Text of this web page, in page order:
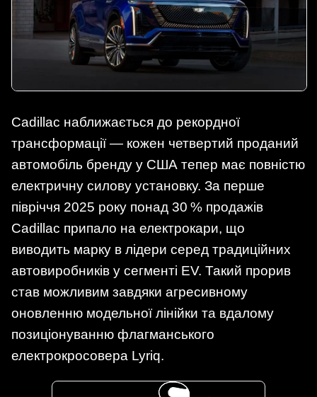
Cadillac наближається до рекордної
трансформації — кожен четвертий проданий
автомобіль бренду у США тепер має повністю
електричну силову установку. За перше
півріччя 2025 року понад 30 % продажів
Cadillac припало на електрокари, що
виводить марку в лідери серед традиційних
автовиробників у сегменті EV. Такий прорив
став можливим завдяки агресивному
оновленню модельної лінійки та вдалому
позиціонуванню флагманського
електрокросовера Lyriq.